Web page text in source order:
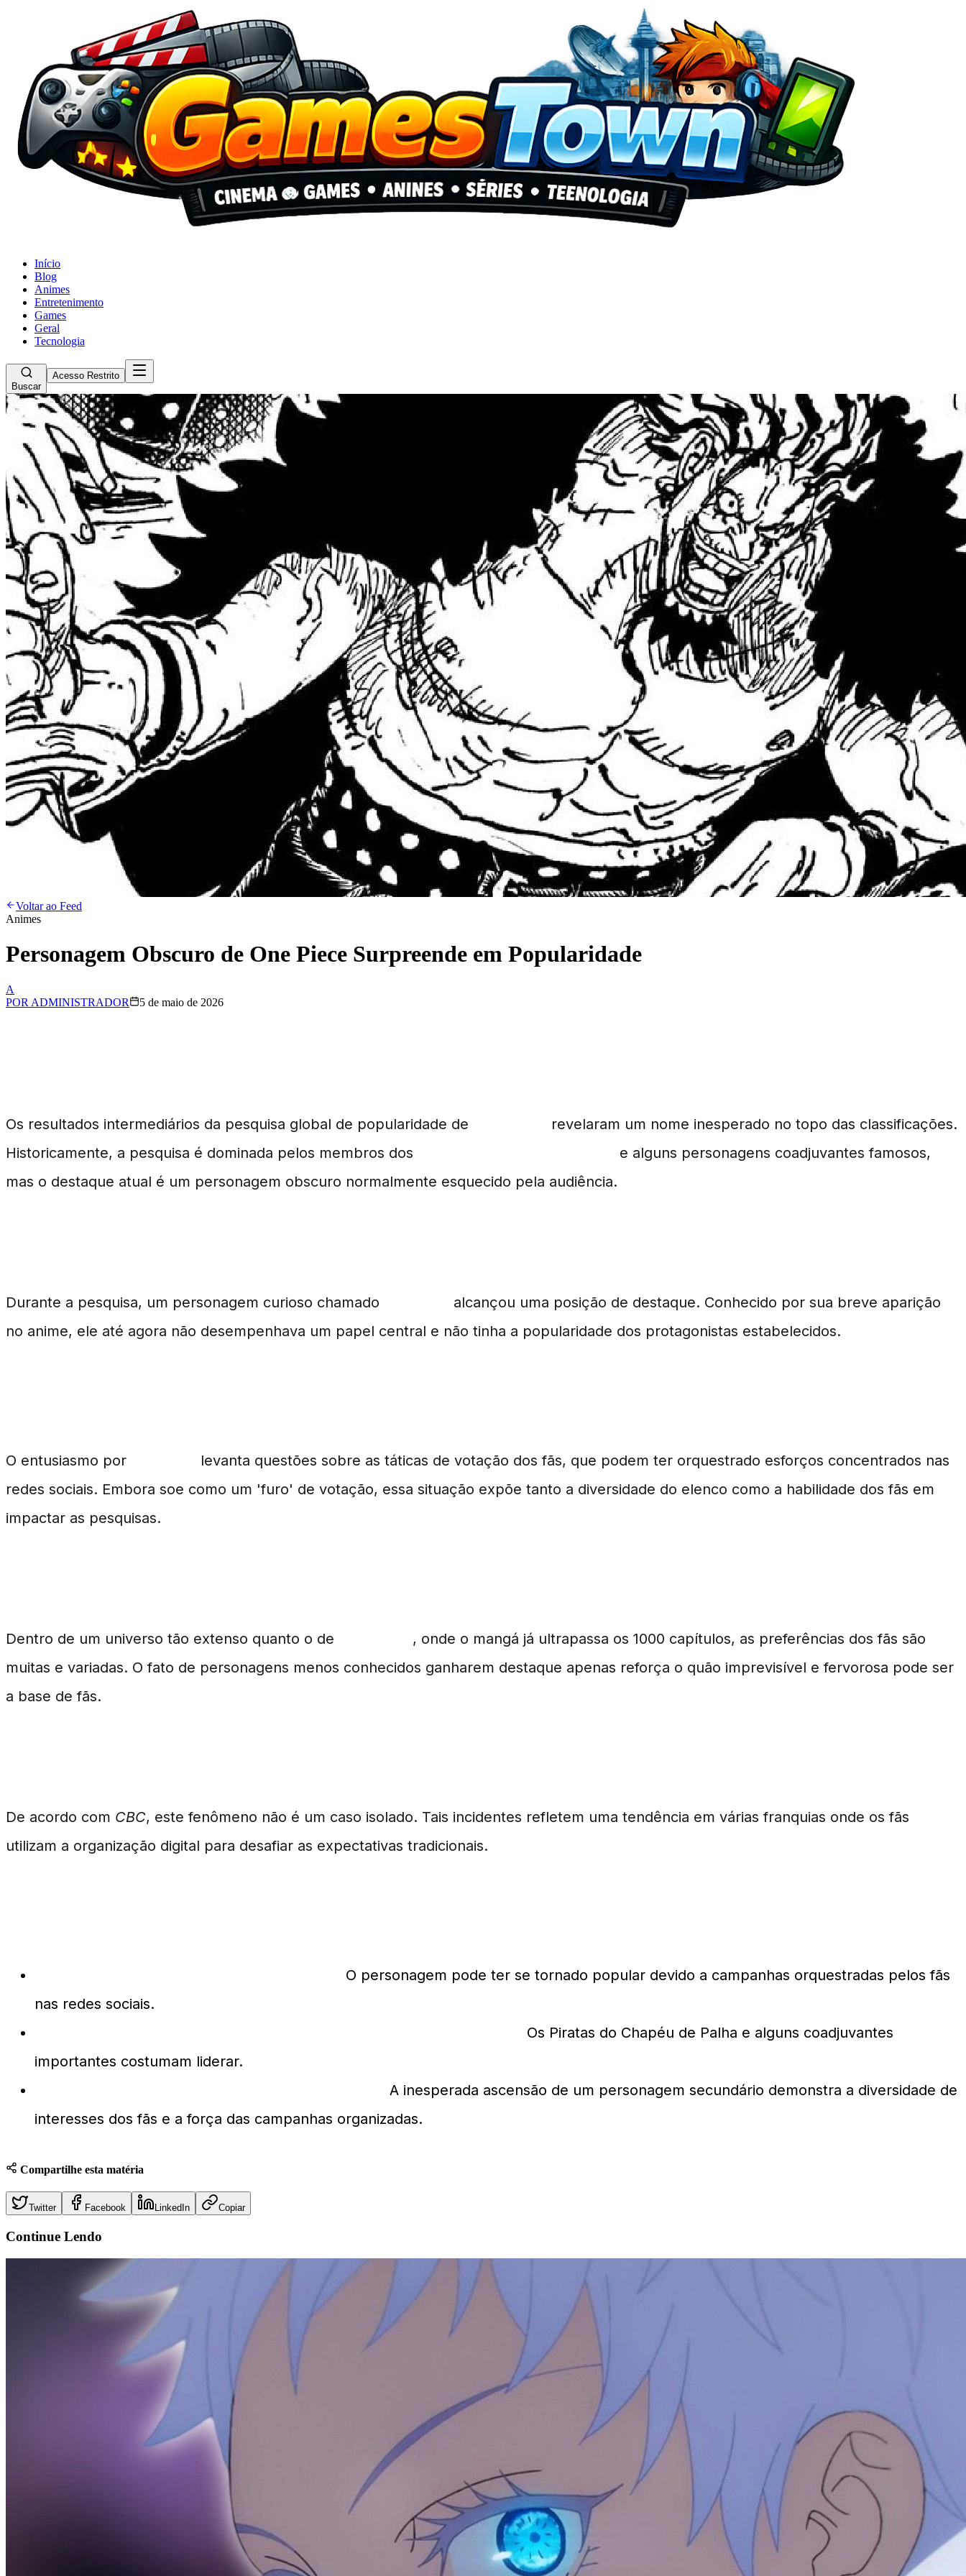
Início
Blog
Animes
Entretenimento
Games
Geral
Tecnologia
Buscar
Acesso Restrito
Voltar ao Feed
Animes
Personagem Obscuro de One Piece Surpreende em Popularidade
A
POR ADMINISTRADOR 5 de maio de 2026
Os resultados intermediários da pesquisa global de popularidade de
revelaram um nome inesperado no topo das classificações.
Historicamente, a pesquisa é dominada pelos membros dos
e alguns personagens coadjuvantes famosos,
mas o destaque atual é um personagem obscuro normalmente esquecido pela audiência.
Durante a pesquisa, um personagem curioso chamado
alcançou uma posição de destaque. Conhecido por sua breve aparição
no anime, ele até agora não desempenhava um papel central e não tinha a popularidade dos protagonistas estabelecidos.
O entusiasmo por
levanta questões sobre as táticas de votação dos fãs, que podem ter orquestrado esforços concentrados nas
redes sociais. Embora soe como um 'furo' de votação, essa situação expõe tanto a diversidade do elenco como a habilidade dos fãs em
impactar as pesquisas.
Dentro de um universo tão extenso quanto o de
, onde o mangá já ultrapassa os 1000 capítulos, as preferências dos fãs são
muitas e variadas. O fato de personagens menos conhecidos ganharem destaque apenas reforça o quão imprevisível e fervorosa pode ser
a base de fãs.
De acordo com CBC, este fenômeno não é um caso isolado. Tais incidentes refletem uma tendência em várias franquias onde os fãs
utilizam a organização digital para desafiar as expectativas tradicionais.
O personagem pode ter se tornado popular devido a campanhas orquestradas pelos fãs
nas redes sociais.
Os Piratas do Chapéu de Palha e alguns coadjuvantes
importantes costumam liderar.
A inesperada ascensão de um personagem secundário demonstra a diversidade de
interesses dos fãs e a força das campanhas organizadas.
Compartilhe esta matéria
Twitter Facebook LinkedIn Copiar
Continue Lendo